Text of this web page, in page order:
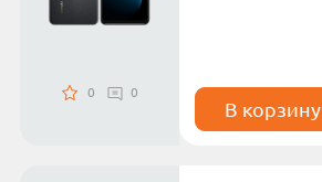
0 0
В корзину